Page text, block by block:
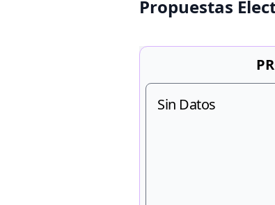
Propuestas
Sin Datos